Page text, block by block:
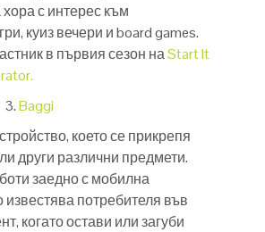
с интерес към
куиз вечери и board games.
в първия сезон наStart It
3.Baggi
което се прикрепя
други различни предмети.
заедно с мобилна
известява потребителя във
когато остави или загуби